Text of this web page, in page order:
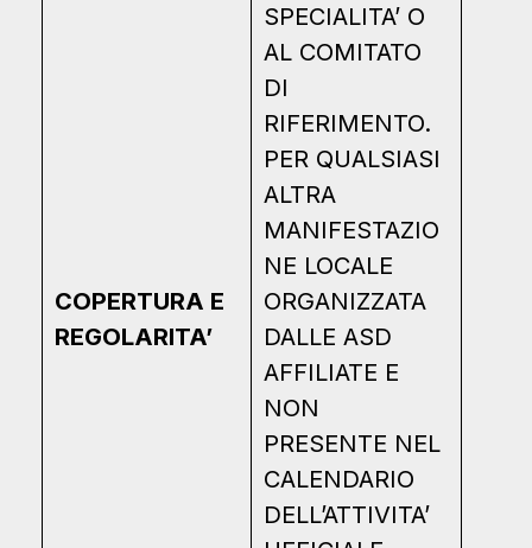
COPERTURA E
REGOLARITA’
SPECIALITA’ O
AL COMITATO
DI
RIFERIMENTO.
PER QUALSIASI
ALTRA
MANIFESTAZIO
NE LOCALE
ORGANIZZATA
DALLE ASD
AFFILIATE E
NON
PRESENTE NEL
CALENDARIO
DELL’ATTIVITA’